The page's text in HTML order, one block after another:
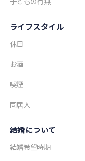
ライフスタイル
休日
お酒
喫煙
同居人
結婚について
結婚希望時期